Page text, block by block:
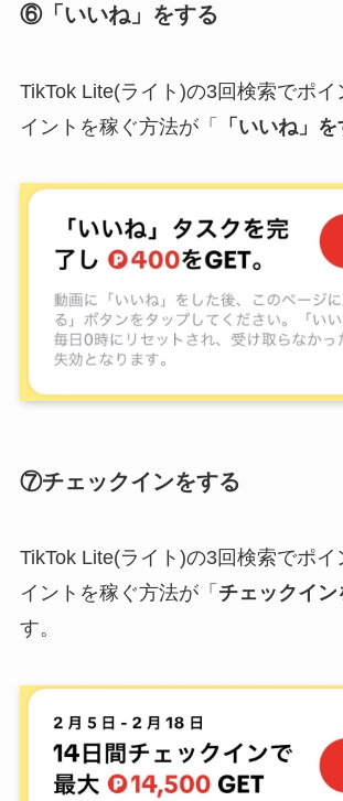
⑥「いいね」をする
TikTok Lite(ライト)の3回検索でポイ
イントを稼ぐ方法が「
「いいね」
⑦チェックインをする
TikTok Lite(ライト)の3回検索でポイ
イントを稼ぐ方法が「 チェックイン
す。